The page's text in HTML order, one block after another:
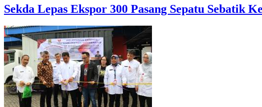
Sekda Lepas Ekspor 300 Pasang Sepatu Sebatik